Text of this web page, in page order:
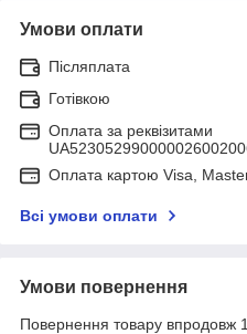
Умови оплати
Післяплата
Готівкою
Оплата за реквізитами
Оплата картою Visa,
Всі умови оплати
Умови повернення
Повернення товару впродовж